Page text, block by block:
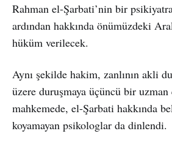
Rahman el-Şarbati’nin bir psikiyatra
ardından hakkında önümüzdeki
hüküm verilecek.
Aynı şekilde hakim, zanlının akli
üzere duruşmaya üçüncü bir uzman
mahkemede, el-Şarbati hakkında
koyamayan psikologlar da dinlendi.